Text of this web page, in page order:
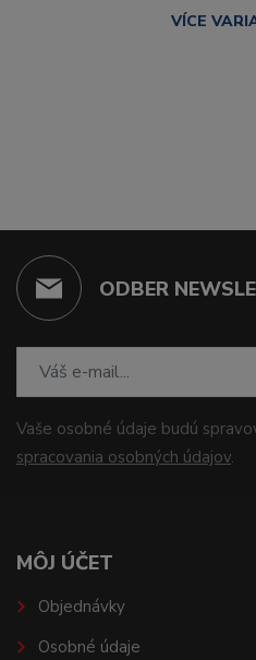
VÍCE
ODBER
Vaše osobné údaje budú
spracovania osobných údajov.
MÔJ ÚČET
Objednávky
Osobné údaje